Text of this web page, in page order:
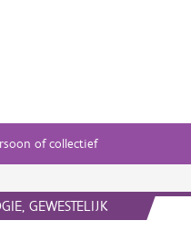
of collectief
GEWESTELIJK